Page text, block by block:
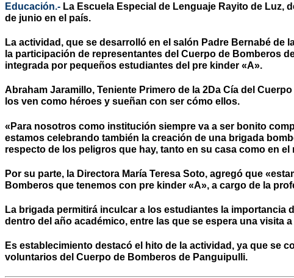
Educación.- La Escuela Especial de Lenguaje Rayito de Luz,
de junio en el país.
La actividad, que se desarrolló en el salón Padre Bernabé
la participación de representantes del Cuerpo de Bomberos
integrada por pequeños estudiantes del pre kinder «A».
Abraham Jaramillo, Teniente Primero de la 2Da Cía del
los ven como héroes y sueñan con ser cómo ellos.
«Para nosotros como institución siempre va a ser bonito
estamos celebrando también la creación de una brigada
respecto de los peligros que hay, tanto en su casa como en
Por su parte, la Directora María Teresa Soto, agregó que
Bomberos que tenemos con pre kinder «A», a cargo de la
La brigada permitirá inculcar a los estudiantes la
dentro del año académico, entre las que se espera una visita
Es establecimiento destacó el hito de la actividad, ya que se
voluntarios del Cuerpo de Bomberos de Panguipulli.